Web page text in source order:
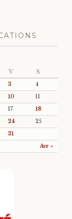
V S
Avr »
3
4
10
11
17
18
24
25
31